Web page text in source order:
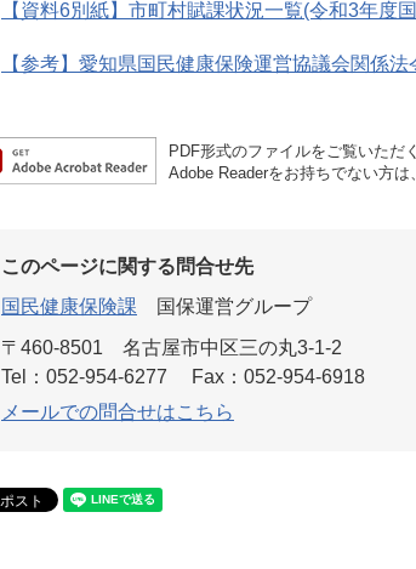
【資料6別紙】市町村賦課状況一覧(令和3年度
【参考】愛知県国民健康保険運営協議会関係
PDF形式のファイルをご覧いただ
Adobe Readerをお持ちでない方
このページに関する問合せ先
国民健康保険課
国保運営グループ
〒460-8501
名古屋市中区三の丸3-1-2
Tel：052-954-6277
Fax：052-954-6918
メールでの問合せはこちら